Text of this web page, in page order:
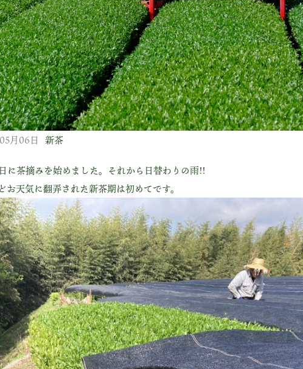
月06日 新茶
に茶摘みを始めました。それから日替わりの雨!!
お天気に翻弄された新茶期は初めてです。